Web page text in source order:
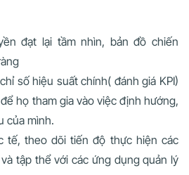
đạt lại tầm nhìn, bản đồ chiến
số hiệu suất chính( đánh giá KPI)
họ tham gia vào việc định hướng,
của mình.
tế, theo dõi tiến độ thực hiện các
tập thể với các ứng dụng quản lý